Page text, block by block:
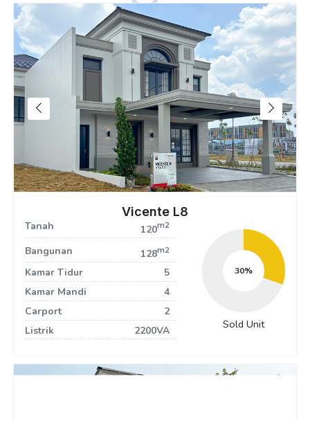
Vicente L8
Tanah 120m2
Bangunan 128m2
Kamar Tidur
5
Kamar Mandi
4
Carport
2
Listrik
2200VA
32
Sold Unit